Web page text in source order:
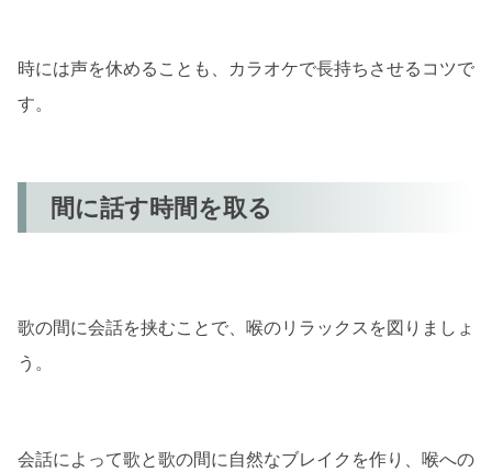
時には声を休めることも、カラオケで長持ちさせるコツで
す。
間に話す時間を取る
歌の間に会話を挟むことで、喉のリラックスを図りましょ
う。
会話によって歌と歌の間に自然なブレイクを作り、喉への